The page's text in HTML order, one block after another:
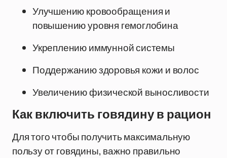
Улучшению кровообращения и
повышению уровня гемоглобина
Укреплению иммунной системы
Поддержанию здоровья кожи и волос
Увеличению физической выносливости
Как включить говядину в рацион
Для того чтобы получить максимальную
пользу от говядины, важно правильно